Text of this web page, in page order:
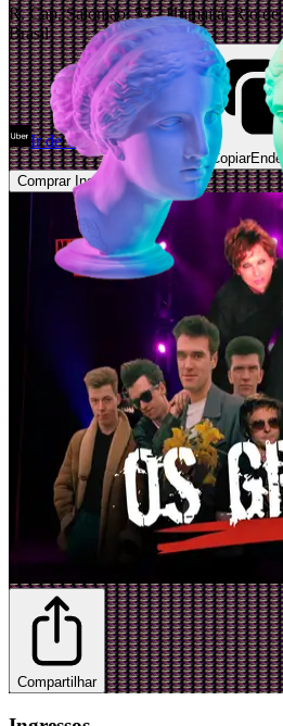
R. Cap. Salomão, 57 - Humaitá, Rio
Brasil
Ir de Uber Abrir Maps
Copiar
Comprar Ingressos
Compartilhar